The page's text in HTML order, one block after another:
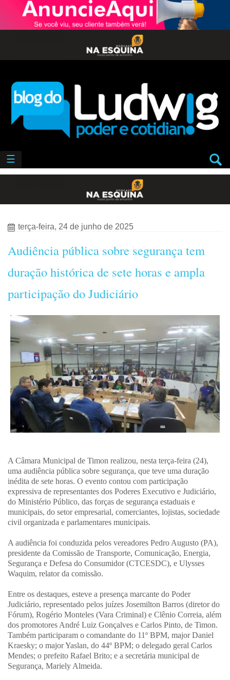
☰
terça-feira, 24 de junho de 2025
Audiência pública sobre segurança tem
duração histórica de sete horas e ampla
participação do Judiciário
A Câmara Municipal de Timon realizou, nesta terça-feira (24),
uma audiência pública sobre segurança, que teve uma duração
inédita de sete horas. O evento contou com participação
expressiva de representantes dos Poderes Executivo e Judiciário,
do Ministério Público, das forças de segurança estaduais e
municipais, do setor empresarial, comerciantes, lojistas, sociedade
civil organizada e parlamentares municipais.
A audiência foi conduzida pelos vereadores Pedro Augusto (PA),
presidente da Comissão de Transporte, Comunicação, Energia,
Segurança e Defesa do Consumidor (CTCESDC), e Ulysses
Waquim, relator da comissão.
Entre os destaques, esteve a presença marcante do Poder
Judiciário, representado pelos juízes Josemilton Barros (diretor do
Fórum), Rogério Monteles (Vara Criminal) e Clênio Correia, além
dos promotores André Luiz Gonçalves e Carlos Pinto, de Timon.
Também participaram o comandante do 11º BPM, major Daniel
Kraesky; o major Yaslan, do 44º BPM; o delegado geral Carlos
Mendes; o prefeito Rafael Brito; e a secretária municipal de
Segurança, Mariely Almeida.